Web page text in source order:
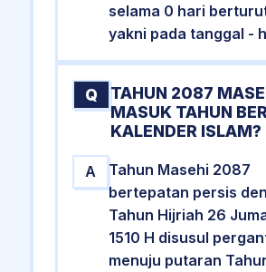
selama 0 hari
yakni pada tanggal -
Q
TAHUN 2087
MASUK TAHUN
KALENDER ISLAM?
A
Tahun Masehi 2087
bertepatan persis
Tahun Hijriah 26
1510 H disusul
menuju putaran